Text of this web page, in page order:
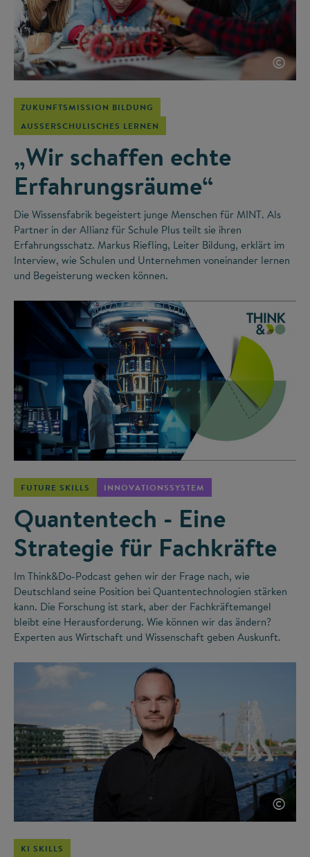
©
ZUKUNFTSMISSION BILDUNG
AUSSERSCHULISCHES LERNEN
„Wir schaffen echte
Erfahrungsräume“
Die Wissensfabrik begeistert junge Menschen für MINT. Als
Partner in der Allianz für Schule Plus teilt sie ihren
Erfahrungsschatz. Markus Riefling, Leiter Bildung, erklärt im
Interview, wie Schulen und Unternehmen voneinander lernen
und Begeisterung wecken können.
FUTURE SKILLS INNOVATIONSSYSTEM
Quantentech - Eine
Strategie für Fachkräfte
Im Think&Do-Podcast gehen wir der Frage nach, wie
Deutschland seine Position bei Quantentechnologien stärken
kann. Die Forschung ist stark, aber der Fachkräftemangel
bleibt eine Herausforderung. Wie können wir das ändern?
Experten aus Wirtschaft und Wissenschaft geben Auskunft.
©
KI SKILLS